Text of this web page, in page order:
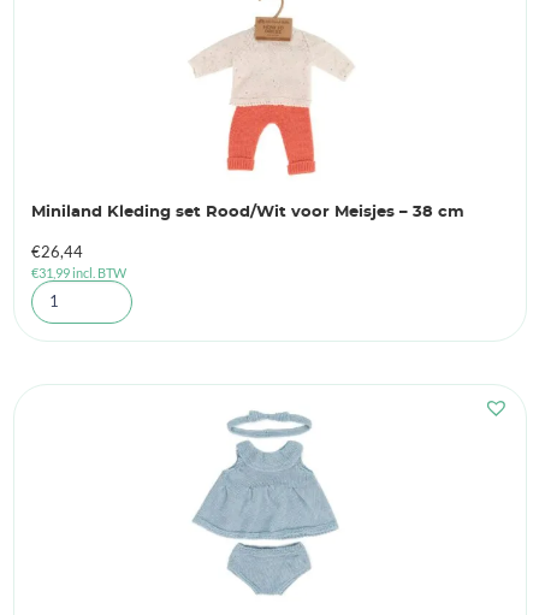
Miniland Kleding set Rood/Wit voor Meisjes – 38 cm
€26,44
€31,99incl. BTW